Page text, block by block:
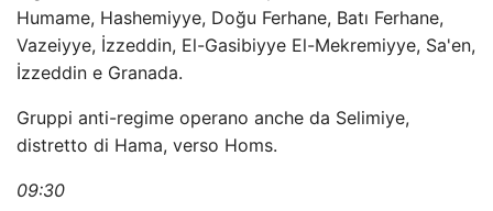
Humame, Hashemiyye, Doğu Ferhane, Batı Ferhane,
Vazeiyye, İzzeddin, El-Gasibiyye El-Mekremiyye, Sa'en,
İzzeddin e Granada.
Gruppi anti-regime operano anche da Selimiye,
distretto di Hama, verso Homs.
09:30